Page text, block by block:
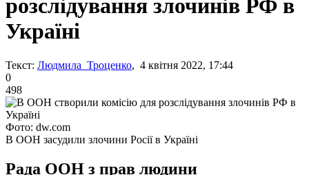
розслідування злочинів РФ в
Україні
Текст: Людмила Троценко, 4 квітня 2022, 17:44
0
498
Фото: dw.com
В ООН засудили злочини Росії в Україні
Рада ООН з прав людини